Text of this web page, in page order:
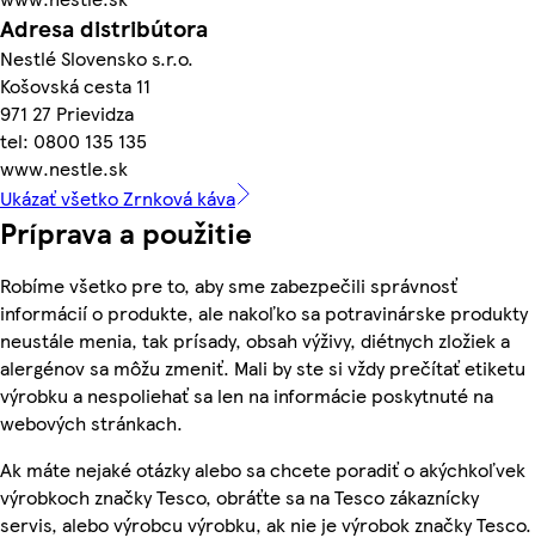
Adresa distribútora
Nestlé Slovensko s.r.o.
Košovská cesta 11
971 27 Prievidza
tel: 0800 135 135
www.nestle.sk
Ukázať všetko Zrnková káva
Príprava a použitie
Robíme všetko pre to, aby sme zabezpečili správnosť
informácií o produkte, ale nakoľko sa potravinárske produkty
neustále menia, tak prísady, obsah výživy, diétnych zložiek a
alergénov sa môžu zmeniť. Mali by ste si vždy prečítať etiketu
výrobku a nespoliehať sa len na informácie poskytnuté na
webových stránkach.
Ak máte nejaké otázky alebo sa chcete poradiť o akýchkoľvek
výrobkoch značky Tesco, obráťte sa na Tesco zákaznícky
servis, alebo výrobcu výrobku, ak nie je výrobok značky Tesco.